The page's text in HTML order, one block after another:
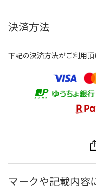
決済方法
下記の決済方法がご利用頂
マークや記載内容